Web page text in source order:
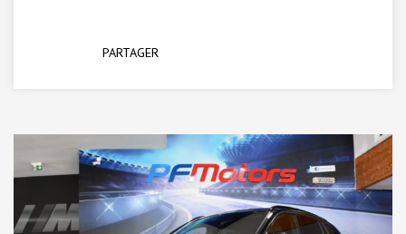
PARTAGER